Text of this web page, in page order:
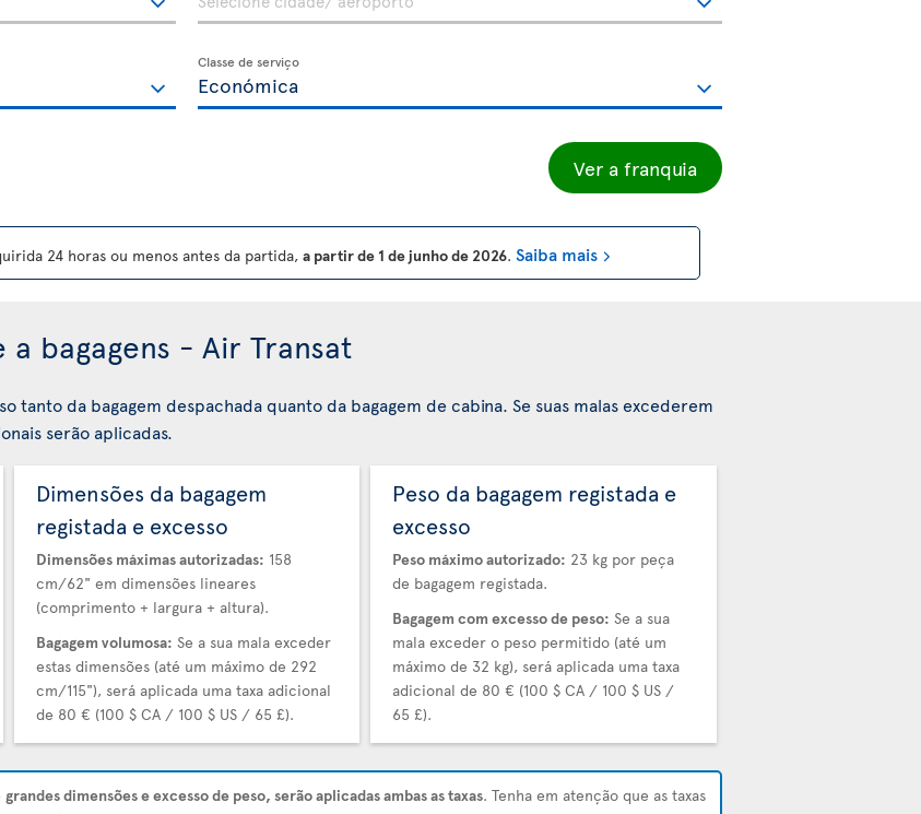
Classe de serviço
Ver a franquia
24 horas ou menos antes da partida, a partir de 1 de junho de 2026. Saiba mais
bagagens - Air Transat
tanto da bagagem despachada quanto da bagagem de cabina. Se suas malas excederem
serão aplicadas.
Dimensões da bagagem
registada e excesso
Dimensões máximas autorizadas: 158
cm/62" em dimensões lineares
(comprimento + largura + altura).
Bagagem volumosa: Se a sua mala exceder
estas dimensões (até um máximo de 292
cm/115"), será aplicada uma taxa adicional
de 80 € (100 $ CA / 100 $ US / 65 £).
Peso da bagagem registada e
excesso
Peso máximo autorizado: 23 kg por peça
de bagagem registada.
Bagagem com excesso de peso: Se a sua
mala exceder o peso permitido (até um
máximo de 32 kg), será aplicada uma taxa
adicional de 80 € (100 $ CA / 100 $ US /
65 £).
grandes dimensões e excesso de peso, serão aplicadas ambas as taxas. Tenha em atenção que as taxas